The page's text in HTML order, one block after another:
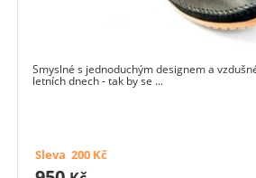
Smyslné s jednoduchým designem a
letních dnech - tak by se ...
Sleva 200 Kč